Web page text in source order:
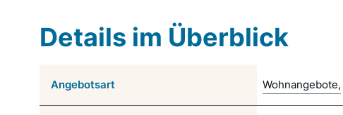
Details im Überblick
Angebotsart Wohnangebote